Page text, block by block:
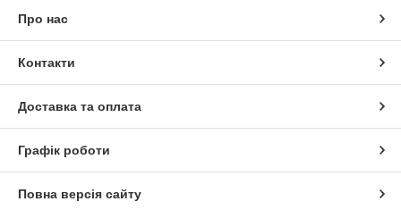
Про нас
Контакти
Доставка та оплата
Графік роботи
Повна версія сайту